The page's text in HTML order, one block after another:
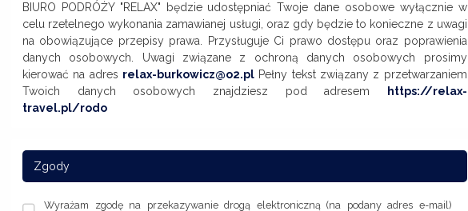
BIURO PODRÓŻY "RELAX" będzie udostępniać Twoje dane osobowe wyłącznie w
celu rzetelnego wykonania zamawianej usługi, oraz gdy będzie to konieczne z uwagi
na obowiązujące przepisy prawa. Przysługuje Ci prawo dostępu oraz poprawienia
danych osobowych. Uwagi związane z ochroną danych osobowych prosimy
kierować na adres relax-burkowicz@o2.pl Pełny tekst związany z przetwarzaniem
Twoich danych osobowych znajdziesz pod adresem
https://relax-
travel.pl/rodo
Zgody
Wyrażam zgodę na przekazywanie drogą elektroniczną (na podany adres e-mail)